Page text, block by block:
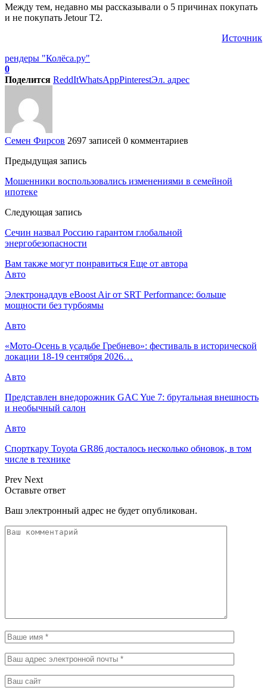
Между тем, недавно мы рассказывали о 5 причинах покупать
и не покупать Jetour T2.
Источник
рендеры "Колёса.ру"
0
Поделится ReddItWhatsAppPinterestЭл. адрес
Семен Фирсов 2697 записей 0 комментариев
Предыдущая запись
Мошенники воспользовались изменениями в семейной
ипотеке
Следующая запись
Сечин назвал Россию гарантом глобальной
энергобезопасности
Вам также могут понравиться Еще от автора
Авто
Электронаддув eBoost Air от SRT Performance: больше
мощности без турбоямы
Авто
«Мото-Осень в усадьбе Гребнево»: фестиваль в исторической
локации 18-19 сентября 2026…
Авто
Представлен внедорожник GAC Yue 7: брутальная внешность
и необычный салон
Авто
Спорткару Toyota GR86 досталось несколько обновок, в том
числе в технике
Prev Next
Оставьте ответ
Ваш электронный адрес не будет опубликован.